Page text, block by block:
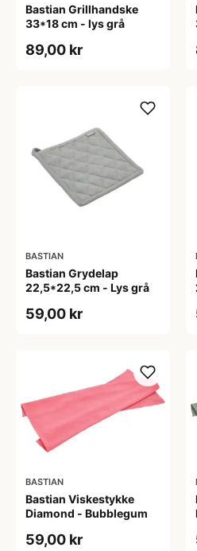
Bastian Grillhandske
33*18 cm - lys grå
89,00 kr
BASTIAN
Bastian Grydelap
22,5*22,5 cm - Lys grå
59,00 kr
BASTIAN
Bastian Viskestykke
Diamond - Bubblegum
59,00 kr